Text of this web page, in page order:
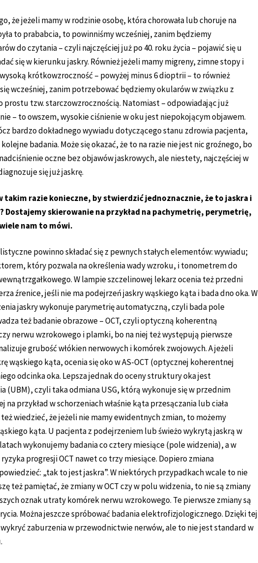
że jeżeli mamy w rodzinie osobę, która chorowała lub choruje na
to prababcia, to powinniśmy wcześniej, zanim będziemy
do czytania – czyli najczęściej już po 40. roku życia – pojawić się u
się w kierunku jaskry. Również jeżeli mamy migreny, zimne stopy i
krótkowzroczność – powyżej minus 6 dioptrii – to również
wcześniej, zanim potrzebować będziemy okularów w związku z
prostu tzw. starczowzrocznością. Natomiast – odpowiadając już
– to owszem, wysokie ciśnienie w oku jest niepokojącym objawem.
bardzo dokładnego wywiadu dotyczącego stanu zdrowia pacjenta,
badania. Może się okazać, że to na razie nie jest nic groźnego, bo
oczne bez objawów jaskrowych, ale niestety, najczęściej w
się już jaskrę.
takim razie konieczne, by stwierdzić jednoznacznie, że to jaskra i
Dostajemy skierowanie na przykład na pachymetrię, perymetrię,
nam to mówi.
powinno składać się z pewnych stałych elementów: wywiadu;
który pozwala na określenia wady wzroku, i tonometrem do
W lampie szczelinowej lekarz ocenia też przedni
źrenice, jeśli nie ma podejrzeń jaskry wąskiego kąta i bada dno oka. W
jaskry wykonuje parymetrię automatyczną, czyli bada pole
też badanie obrazowe – OCT, czyli optyczną koherentną
nerwu wzrokowego i plamki, bo na niej też występują pierwsze
grubość włókien nerwowych i komórek zwojowych. A jeżeli
wąskiego kąta, ocenia się oko w AS-OCT (optycznej koherentnej
odcinka oka. Lepsza jednak do oceny struktury oka jest
(UBM), czyli taka odmiana USG, którą wykonuje się w przednim
na przykład w schorzeniach właśnie kąta przesączania lub ciała
wiedzieć, że jeżeli nie mamy ewidentnych zmian, to możemy
kąta. U pacjenta z podejrzeniem lub świeżo wykrytą jaskrą w
wykonujemy badania co cztery miesiące (pole widzenia), a w
progresji OCT nawet co trzy miesiące. Dopiero zmiana
„tak to jest jaskra”. W niektórych przypadkach wcale to nie
też pamiętać, że zmiany w OCT czy w polu widzenia, to nie są zmiany
oznak utraty komórek nerwu wzrokowego. Te pierwsze zmiany są
Można jeszcze spróbować badania elektrofizjologicznego. Dzięki tej
zaburzenia w przewodnictwie nerwów, ale to nie jest standard w